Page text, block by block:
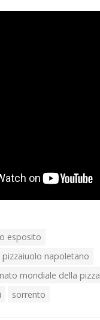
esposito
pizzaiuolo napoletano
mondiale della pizza
sorrento